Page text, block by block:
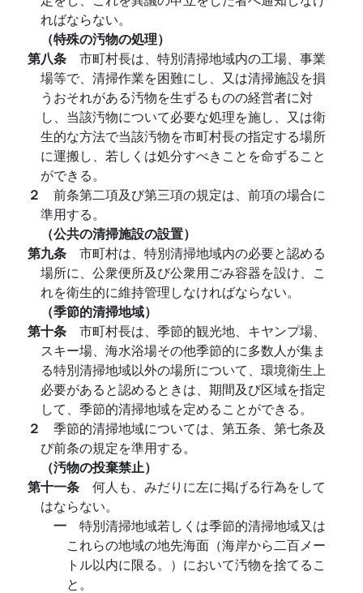
ればならない。
（特殊の汚物の処理）
第八条 市町村長は、特別清掃地域内の工場、事業
場等で、清掃作業を困難にし、又は清掃施設を損
うおそれがある汚物を生ずるものの経営者に対
し、当該汚物について必要な処理を施し、又は衛
生的な方法で当該汚物を市町村長の指定する場所
に運搬し、若しくは処分すべきことを命ずること
ができる。
２ 前条第二項及び第三項の規定は、前項の場合に
準用する。
（公共の清掃施設の設置）
第九条 市町村は、特別清掃地域内の必要と認める
場所に、公衆便所及び公衆用ごみ容器を設け、こ
れを衛生的に維持管理しなければならない。
（季節的清掃地域）
第十条 市町村長は、季節的観光地、キヤンプ場、
スキー場、海水浴場その他季節的に多数人が集ま
る特別清掃地域以外の場所について、環境衛生上
必要があると認めるときは、期間及び区域を指定
して、季節的清掃地域を定めることができる。
２ 季節的清掃地域については、第五条、第七条及
び前条の規定を準用する。
（汚物の投棄禁止）
第十一条 何人も、みだりに左に掲げる行為をして
はならない。
一 特別清掃地域若しくは季節的清掃地域又は
これらの地域の地先海面（海岸から二百メー
トル以内に限る。）において汚物を捨てるこ
と。